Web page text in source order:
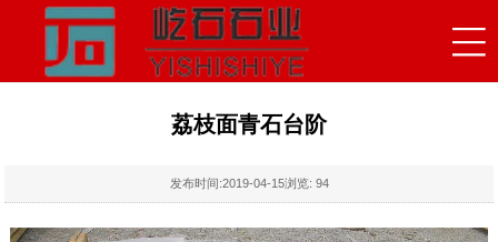
荔枝面青石台阶
发布时间:2019-04-15浏览: 94